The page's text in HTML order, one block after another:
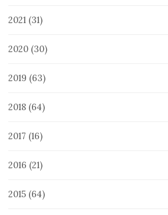
2021 (31)
2020 (30)
2019 (63)
2018 (64)
2017 (16)
2016 (21)
2015 (64)